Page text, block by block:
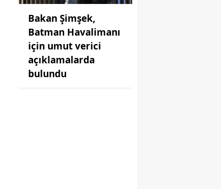
Bakan Şimşek,
Batman Havalimanı
için umut verici
açıklamalarda
bulundu